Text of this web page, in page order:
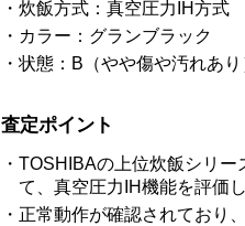
炊飯方式：真空圧力IH方式
カラー：グランブラック
状態：B（やや傷や汚れあり
査定ポイント
TOSHIBAの上位炊飯シリー
て、真空圧力IH機能を評価し
正常動作が確認されており